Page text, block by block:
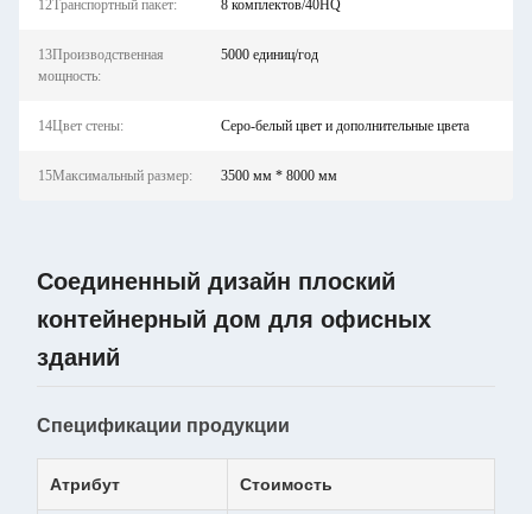
12Транспортный пакет: 8 комплектов/40HQ
13Производственная
мощность:
5000 единиц/год
14Цвет стены: Серо-белый цвет и дополнительные цвета
15Максимальный размер: 3500 мм * 8000 мм
Соединенный дизайн плоский
контейнерный дом для офисных
зданий
Спецификации продукции
Атрибут Стоимость